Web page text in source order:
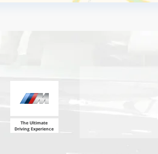
The Ultimate
Driving Experience